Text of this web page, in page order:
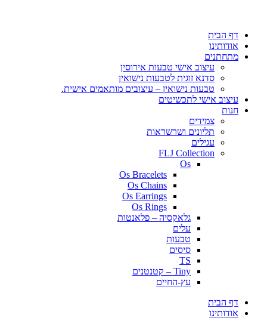
דף הבית
אודותינו
מתחתנים
עיצוב אישי טבעות אירוסין
סדנא זוגית לטבעות נישואין
טבעות נישואין – עיצובים מותאמים אישית.
עיצוב אישי לתכשיטים
חנות
צמידים
תליונים ושרשראות
עגילים
FLJ Collection
Os
Os Bracelets
Os Chains
Os Earrings
Os Rings
גלאקסיה – פלאנטות
עלים
טבעות
סיסים
TS
Tiny – קטנטנים
עץ-החיים
דף הבית
אודותינו